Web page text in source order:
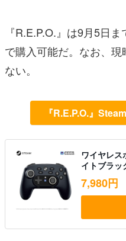
『R.E.P.O.』は9月5日
で購入可能だ。なお、
ない。
『R.E.P.O.』
ワイヤレ
イトブラッ
7,980円